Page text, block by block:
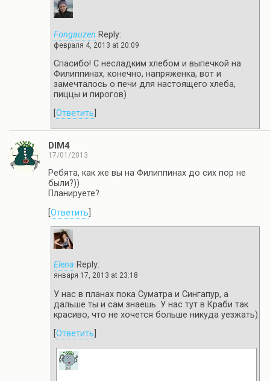
Fongauzen Reply:
февраля 4, 2013 at 20:09
Спасибо! С несладким хлебом и выпечкой на
Филиппинах, конечно, напряженка, вот и
замечталось о печи для настоящего хлеба,
пиццы и пирогов)
Ответить
DIM4
17/01/2013
Ребята, как же вы на Филиппинах до сих пор не
были?))
Планируете?
Ответить
Elena Reply:
января 17, 2013 at 23:18
У нас в планах пока Суматра и Сингапур, а
дальше ты и сам знаешь. У нас тут в Краби так
красиво, что не хочется больше никуда уезжать)
Ответить